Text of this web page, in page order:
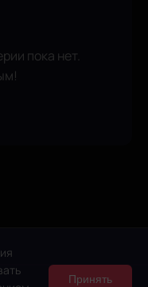
Принять
пока нет.